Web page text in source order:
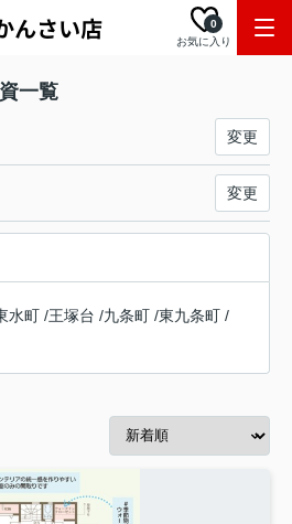
お気に入り
0
一覧
変更
変更
水町 /王塚台 /九条町 /東九条町 /